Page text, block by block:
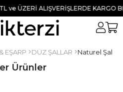
ÜZERİ ALIŞVERİŞLERDE KARGO
EŞARP DÜZ ŞALLAR Naturel Şal
Ürünler